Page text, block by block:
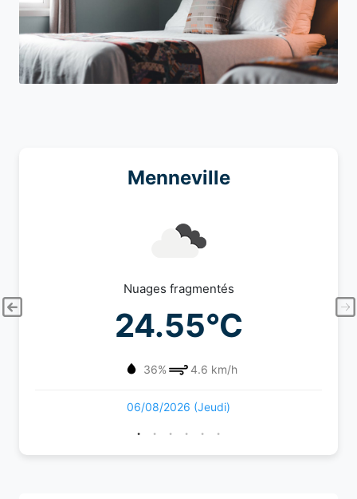
Menneville
Nuages fragmentés
24.55°C
36% 4.6 km/h
06/08/2026 (Jeudi)